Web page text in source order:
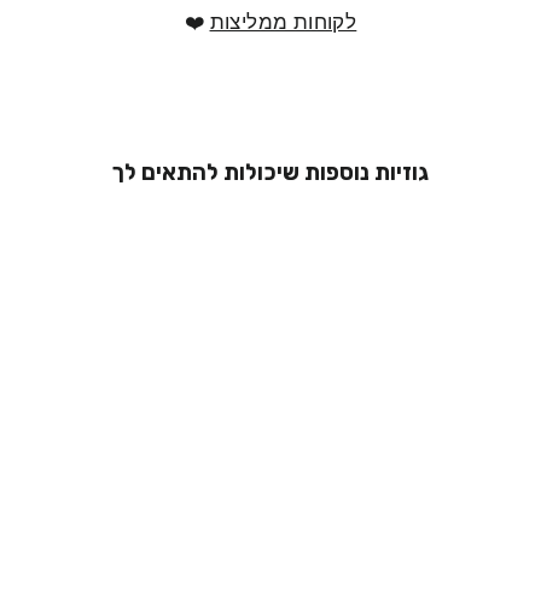
לקוחות ממליצות ❤️
גוזיות נוספות שיכולות להתאים לך